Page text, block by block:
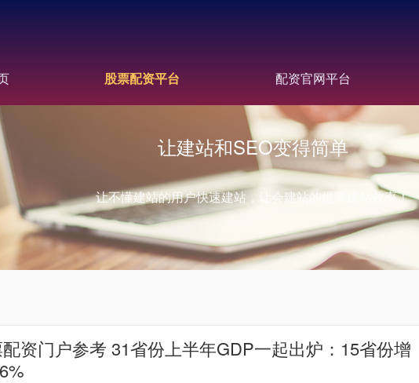
股票配资平台 配资官网平台
让建站和SEO变得简单
让不懂建站的用户快速建站，让会建站的提高建站效率！
资门户参考 31省份上半年GDP一起出炉：15省份增